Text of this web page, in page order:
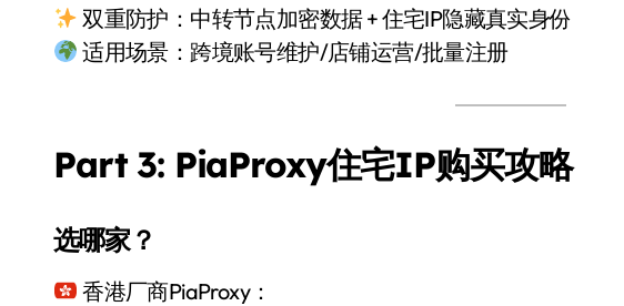
双重防护：中转节点加密数据 + 住宅IP隐藏真实身份
适用场景：跨境账号维护/店铺运营/批量注册
Part 3: PiaProxy住宅IP购买攻略
选哪家？
香港厂商PiaProxy：